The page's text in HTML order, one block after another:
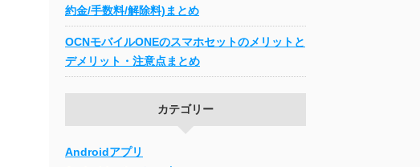
約金/手数料/解除料)まとめ
OCNモバイルONEのスマホセットのメリットと
デメリット・注意点まとめ
カテゴリー
Androidアプリ